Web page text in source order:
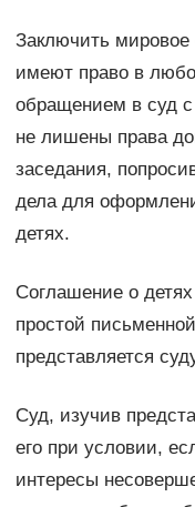
Заключить мировое
имеют право в
обращением в суд с
не лишены права
заседания,
дела для
детях.
Соглашение о
простой
представляется
Суд, изучив
его при условии,
интересы